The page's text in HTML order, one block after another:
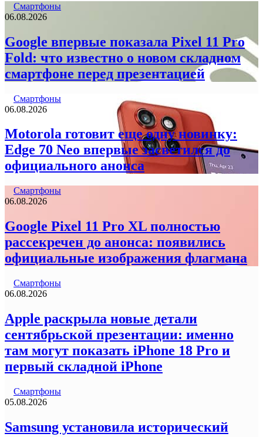
Смартфоны
06.08.2026
Google впервые показала Pixel 11 Pro
Fold: что известно о новом складном
смартфоне перед презентацией
Смартфоны
06.08.2026
Motorola готовит еще одну новинку:
Edge 70 Neo впервые засветился до
официального анонса
Смартфоны
06.08.2026
Google Pixel 11 Pro XL полностью
рассекречен до анонса: появились
официальные изображения флагмана
Смартфоны
06.08.2026
Apple раскрыла новые детали
сентябрьской презентации: именно
там могут показать iPhone 18 Pro и
первый складной iPhone
Смартфоны
05.08.2026
Samsung установила исторический